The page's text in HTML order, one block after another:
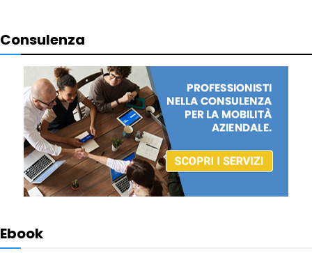
Consulenza
Ebook